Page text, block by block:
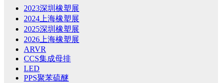
2023深圳橡塑展
2024上海橡塑展
2025深圳橡塑展
2026上海橡塑展
ARVR
CCS集成母排
LED
PPS聚苯硫醚